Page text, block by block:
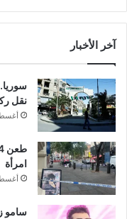
آخر الأخبار
نقل
أغسطس
امرأة
أغسطس
سامو